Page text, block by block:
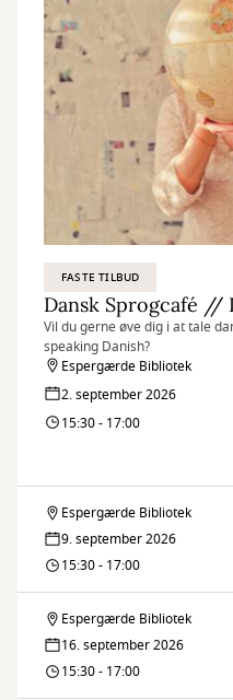
FASTE TILBUD
Dansk Sprogcafé //
Vil du gerne øve dig i at tale
speaking Danish?
Espergærde Bibliotek
2. september 2026
15:30 - 17:00
Dansk
Sprogcafé
Danish
Language
Espergærde Bibliotek
9. september 2026
15:30 - 17:00
Dansk
Sprogcafé
Espergærde Bibliotek
16. september 2026
15:30 - 17:00